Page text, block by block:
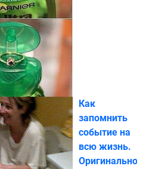
Как
запомнить
событие на
всю жизнь.
Оригинальное